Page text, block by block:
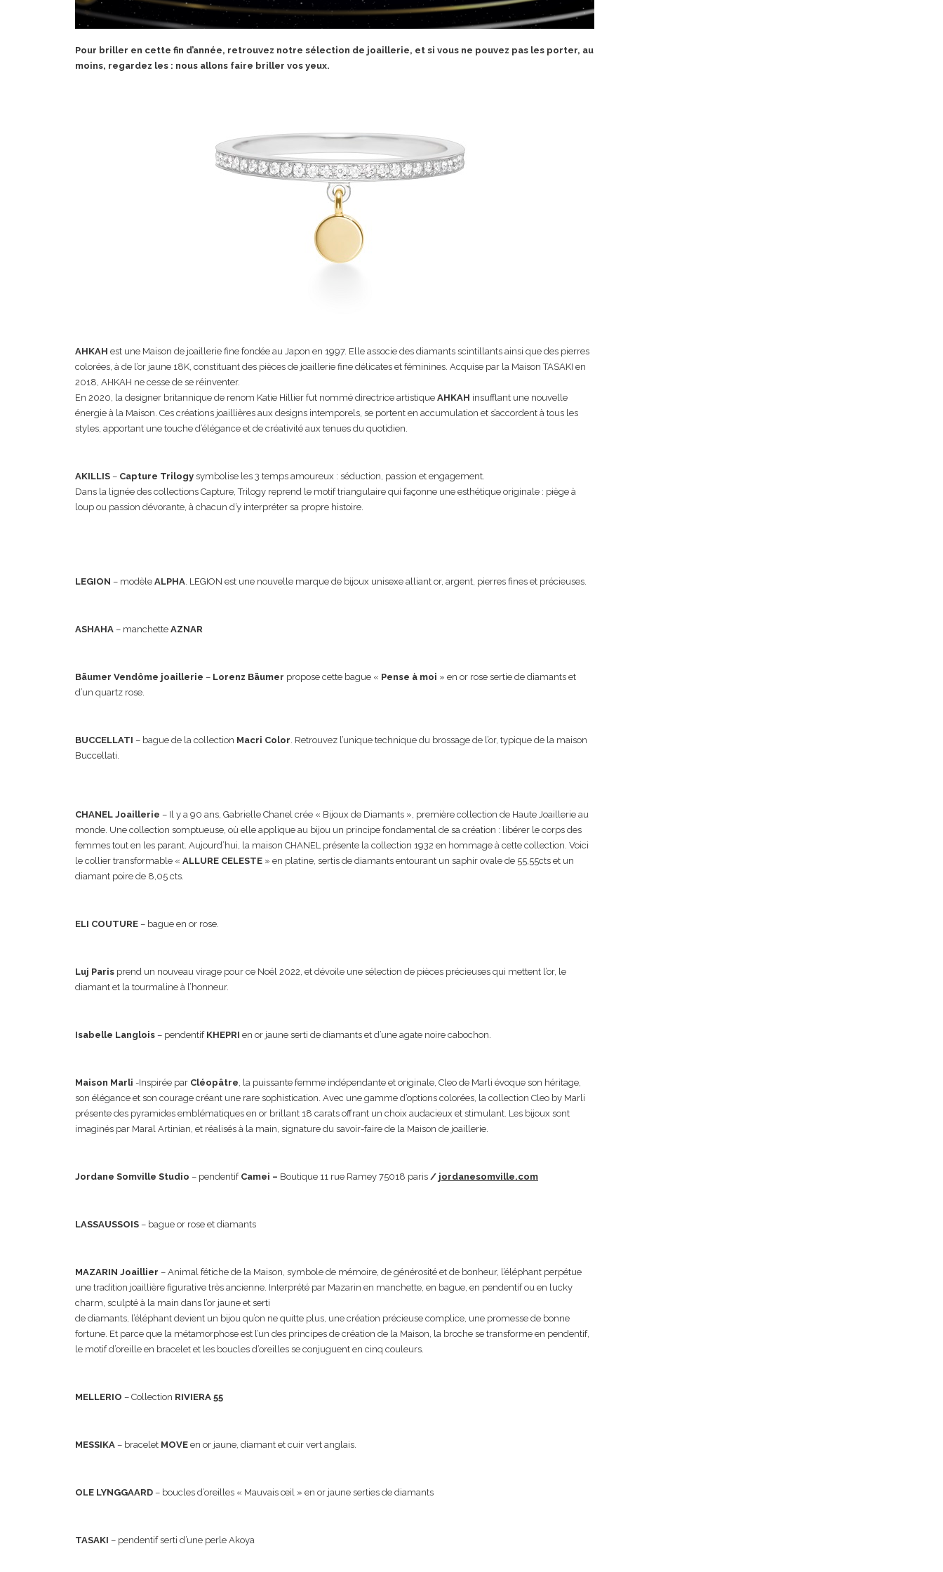
Pour briller en cette fin d’année, retrouvez notre sélection de joaillerie, et si vous ne pouvez pas les porter, au
moins, regardez les : nous allons faire briller vos yeux.
AHKAH est une Maison de joaillerie fine fondée au Japon en 1997. Elle associe des diamants scintillants ainsi que des pierres
colorées, à de l’or jaune 18K, constituant des pièces de joaillerie fine délicates et féminines. Acquise par la Maison TASAKI en
2018, AHKAH ne cesse de se réinventer.
En 2020, la designer britannique de renom Katie Hillier fut nommé directrice artistique AHKAH insufflant une nouvelle
énergie à la Maison. Ces créations joaillières aux designs intemporels, se portent en accumulation et s’accordent à tous les
styles, apportant une touche d’élégance et de créativité aux tenues du quotidien.
AKILLIS – Capture Trilogy symbolise les 3 temps amoureux : séduction, passion et engagement.
Dans la lignée des collections Capture, Trilogy reprend le motif triangulaire qui façonne une esthétique originale : piège à
loup ou passion dévorante, à chacun d’y interpréter sa propre histoire.
LEGION – modèle ALPHA. LEGION est une nouvelle marque de bijoux unisexe alliant or, argent, pierres fines et précieuses.
ASHAHA – manchette AZNAR
Bäumer Vendôme joaillerie – Lorenz Bäumer propose cette bague « Pense à moi » en or rose sertie de diamants et
d’un quartz rose.
BUCCELLATI – bague de la collection Macri Color. Retrouvez l’unique technique du brossage de l’or, typique de la maison
Buccellati.
CHANEL Joaillerie – Il y a 90 ans, Gabrielle Chanel crée « Bijoux de Diamants », première collection de Haute Joaillerie au
monde. Une collection somptueuse, où elle applique au bijou un principe fondamental de sa création : libérer le corps des
femmes tout en les parant. Aujourd’hui, la maison CHANEL présente la collection 1932 en hommage à cette collection. Voici
le collier transformable « ALLURE CELESTE » en platine, sertis de diamants entourant un saphir ovale de 55,55cts et un
diamant poire de 8,05 cts.
ELI COUTURE – bague en or rose.
Luj Paris prend un nouveau virage pour ce Noël 2022, et dévoile une sélection de pièces précieuses qui mettent l’or, le
diamant et la tourmaline à l’honneur.
Isabelle Langlois – pendentif KHEPRI en or jaune serti de diamants et d’une agate noire cabochon.
Maison Marli -Inspirée par Cléopâtre, la puissante femme indépendante et originale, Cleo de Marli évoque son héritage,
son élégance et son courage créant une rare sophistication. Avec une gamme d’options colorées, la collection Cleo by Marli
présente des pyramides emblématiques en or brillant 18 carats offrant un choix audacieux et stimulant. Les bijoux sont
imaginés par Maral Artinian, et réalisés à la main, signature du savoir-faire de la Maison de joaillerie.
Jordane Somville Studio – pendentif Camei – Boutique 11 rue Ramey 75018 paris / jordanesomville.com
LASSAUSSOIS – bague or rose et diamants
MAZARIN Joaillier – Animal fétiche de la Maison, symbole de mémoire, de générosité et de bonheur, l’éléphant perpétue
une tradition joaillière figurative très ancienne. Interprété par Mazarin en manchette, en bague, en pendentif ou en lucky
charm, sculpté à la main dans l’or jaune et serti
de diamants, l’éléphant devient un bijou qu’on ne quitte plus, une création précieuse complice, une promesse de bonne
fortune. Et parce que la métamorphose est l’un des principes de création de la Maison, la broche se transforme en pendentif,
le motif d’oreille en bracelet et les boucles d’oreilles se conjuguent en cinq couleurs.
MELLERIO – Collection RIVIERA 55
MESSIKA – bracelet MOVE en or jaune, diamant et cuir vert anglais.
OLE LYNGGAARD – boucles d’oreilles « Mauvais œil » en or jaune serties de diamants
TASAKI – pendentif serti d’une perle Akoya